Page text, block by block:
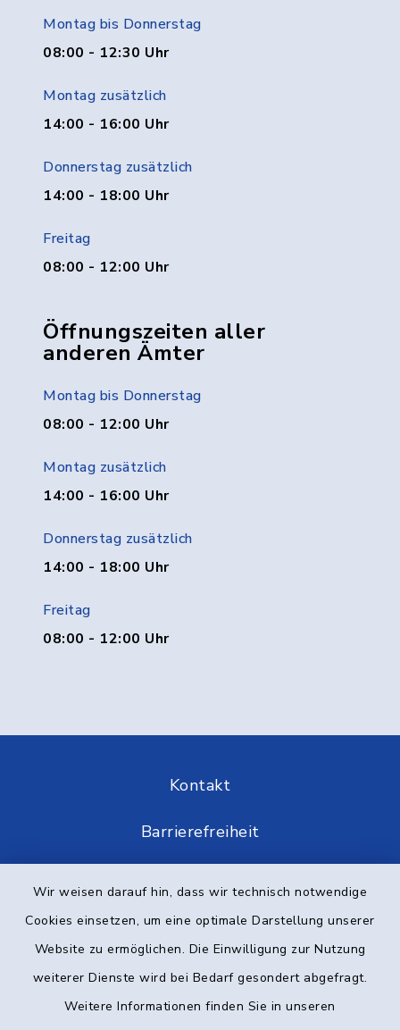
Wir weisen darauf hin, dass wir technisch notwendige
Cookies einsetzen, um eine optimale Darstellung unserer
Website zu ermöglichen. Die Einwilligung zur Nutzung
weiterer Dienste wird bei Bedarf gesondert abgefragt.
Weitere Informationen finden Sie in unseren
Montag bis Donnerstag
08:00 - 12:30 Uhr
Montag zusätzlich
14:00 - 16:00 Uhr
Donnerstag zusätzlich
14:00 - 18:00 Uhr
Freitag
08:00 - 12:00 Uhr
Öffnungszeiten aller
anderen Ämter
Montag bis Donnerstag
08:00 - 12:00 Uhr
Montag zusätzlich
14:00 - 16:00 Uhr
Donnerstag zusätzlich
14:00 - 18:00 Uhr
Freitag
08:00 - 12:00 Uhr
Kontakt
Barrierefreiheit
Impressum
Elektronische Kommunikation
Sitemap